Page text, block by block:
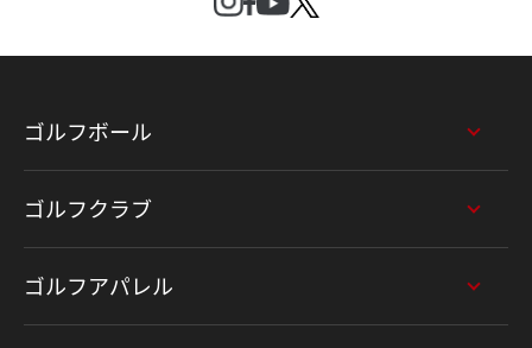
ゴルフボール
ゴルフクラブ
ゴルフアパレル